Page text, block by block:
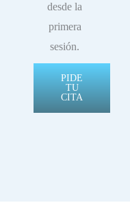
desde la
primera
sesión.
PIDE
TU
CITA